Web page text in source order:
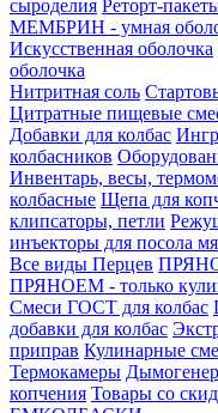
сыроделия Реторт-
МЕМБРИН - умная
Искусственная оболочка
оболочка
Нитритная соль
Цитратные пищевые
Добавки для колбас
колбасников
Инвентарь, весы,
колбасные Щепа для
клипсаторы, петли
инъекторы для посола
Все виды Перцев
ПРЯНОЕМ - только
Смеси ГОСТ для колбас
добавки для колбас
приправ Кулинарные
Термокамеры
копчения Товары со